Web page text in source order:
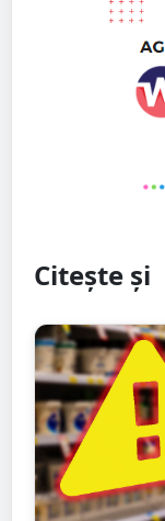
Citește și